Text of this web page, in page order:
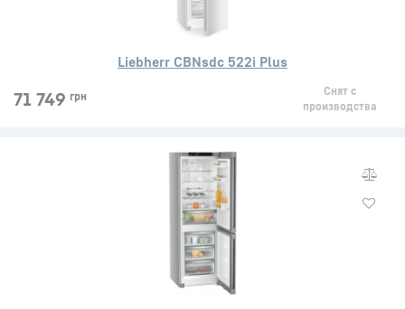
Liebherr CBNsdc 522i Plus
71 749 грн
Снят с
производства